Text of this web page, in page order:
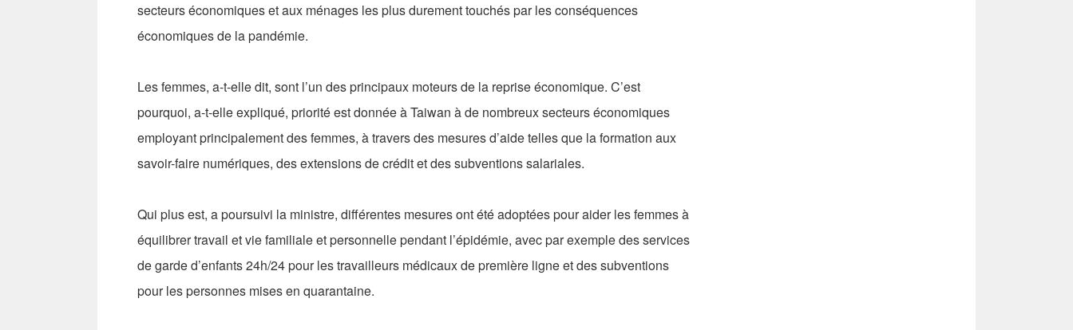
secteurs économiques et aux ménages les plus durement touchés par les conséquences
économiques de la pandémie.
Les femmes, a-t-elle dit, sont l’un des principaux moteurs de la reprise économique. C’est
pourquoi, a-t-elle expliqué, priorité est donnée à Taiwan à de nombreux secteurs économiques
employant principalement des femmes, à travers des mesures d’aide telles que la formation aux
savoir-faire numériques, des extensions de crédit et des subventions salariales.
Qui plus est, a poursuivi la ministre, différentes mesures ont été adoptées pour aider les femmes à
équilibrer travail et vie familiale et personnelle pendant l’épidémie, avec par exemple des services
de garde d’enfants 24h/24 pour les travailleurs médicaux de première ligne et des subventions
pour les personnes mises en quarantaine.